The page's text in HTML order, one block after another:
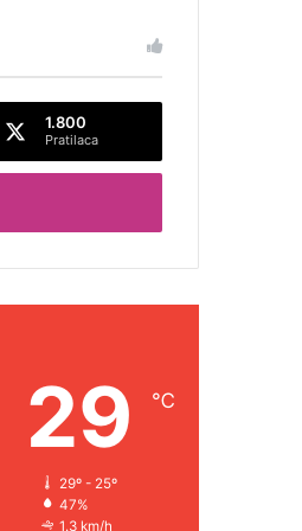
1.800
Pratilaca
29 ℃
29º - 25º
47%
1.3 km/h